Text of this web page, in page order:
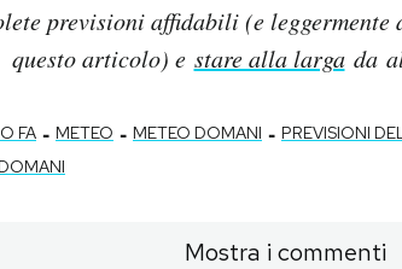
previsioni affidabili (e
questo articolo) e stare alla largada
FA - METEO - METEO DOMANI - PREVISIONI
Mostra i commenti